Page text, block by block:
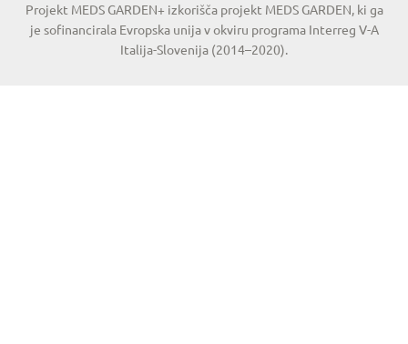
Projekt MEDS GARDEN+ izkorišča projekt MEDS GARDEN, ki ga
je sofinancirala Evropska unija v okviru programa Interreg V-A
Italija-Slovenija (2014–2020).